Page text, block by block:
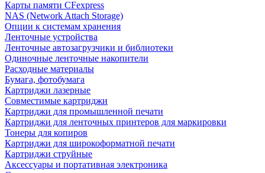
Карты памяти CFexpress
NAS (Network Attach Storage)
Опции к системам хранения
Ленточные устройства
Ленточные автозагрузчики и библиотеки
Одиночные ленточные накопители
Расходные материалы
Бумага, фотобумага
Картриджи лазерные
Совместимые картриджи
Картриджи для промышленной печати
Картриджи для ленточных принтеров для маркировки
Тонеры для копиров
Картриджи для широкоформатной печати
Картриджи струйные
Аксессуары и портативная электроника